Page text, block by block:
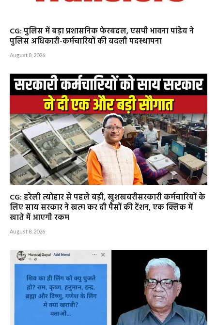
CG: पुलिस में बड़ा प्रशासनिक फेरबदल, एसपी भावना पांडेय ने
पुलिस अधिकारी-कर्मचारियों की बदली पदस्थापना
August 8, 2026
CG: हरेली त्योहार से पहले बड़ी, खुशखबरीसरकारी कर्मचारियों के
लिए साय सरकार ने खत्म कर दी पैसों की टेंशन, एक क्लिक में
खाते में आएगी रकम
August 8, 2026